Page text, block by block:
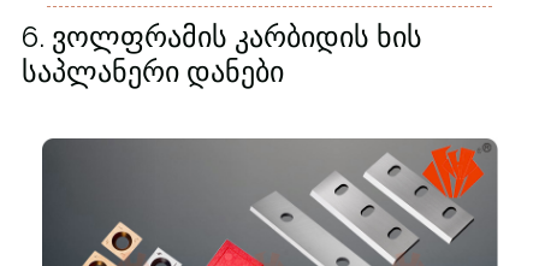
6. ვოლფრამის კარბიდის ხის
საპლანერი დანები